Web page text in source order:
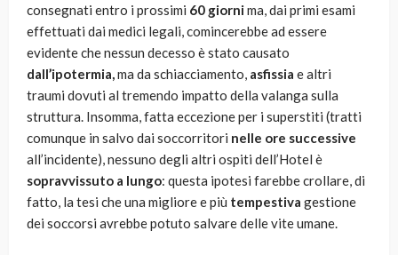
consegnati entro i prossimi 60 giornima, dai primi esami
effettuati dai medici legali, comincerebbe ad essere
evidente che nessun decesso è stato causato
dall’ipotermia,ma da schiacciamento, asfissia e altri
traumi dovuti al tremendo impatto della valanga sulla
struttura. Insomma, fatta eccezione per i superstiti (tratti
comunque in salvo dai soccorritori nelle ore successive
all’incidente), nessuno degli altri ospiti dell’Hotel è
sopravvissuto a lungo: questa ipotesi farebbe crollare, di
fatto, la tesi che una migliore e più tempestiva gestione
dei soccorsi avrebbe potuto salvare delle vite umane.